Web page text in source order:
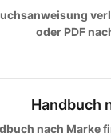
oder PDF
Handbuch
nach Marke